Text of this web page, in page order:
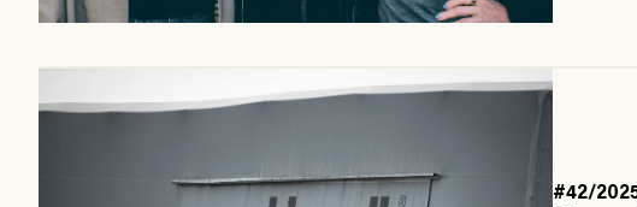
#42/